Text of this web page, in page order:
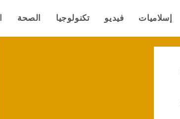
إسلاميات فيديو تكنولوجيا الصحة